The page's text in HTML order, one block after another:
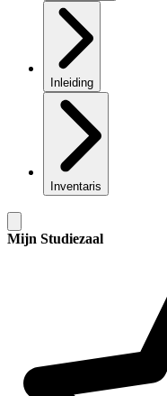
Inleiding
Inventaris
Mijn Studiezaal